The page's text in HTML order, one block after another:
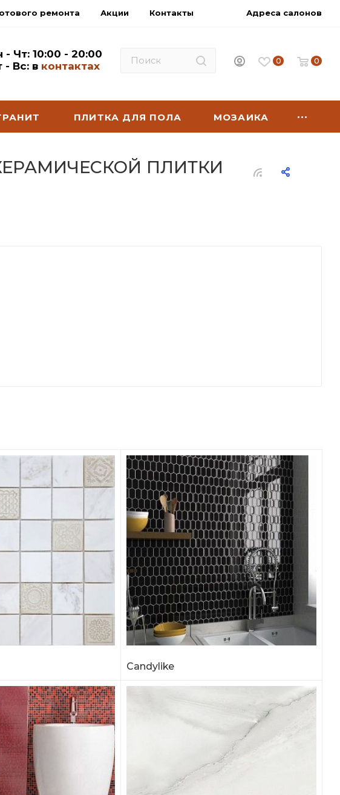
ремонта Акции Контакты Адреса салонов
- Чт: 10:00 - 20:00
- Вс: в контактах 0 0
ПЛИТКА ДЛЯ ПОЛА МОЗАИКА
ПЛИТКИ
Candylike